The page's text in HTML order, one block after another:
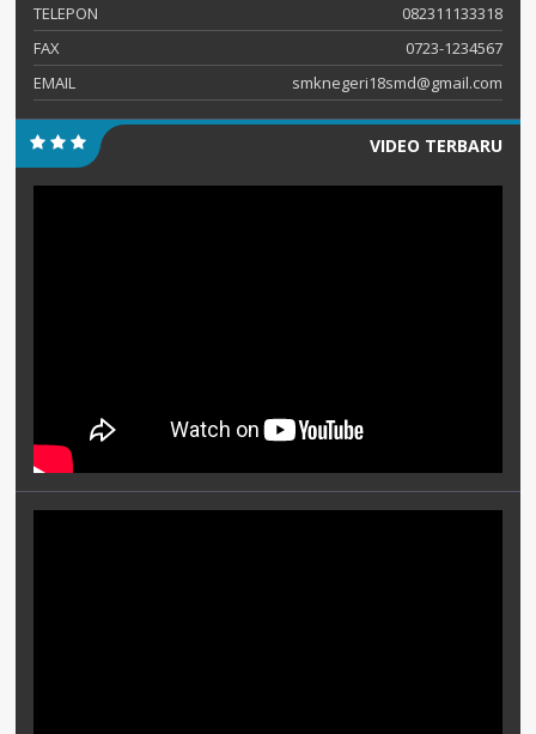
TELEPON
082311133318
FAX
0723-1234567
EMAIL
smknegeri18smd@gmail.com
VIDEO TERBARU